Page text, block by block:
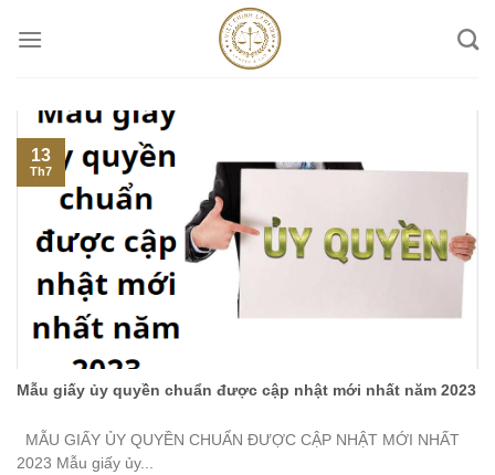
Mẫu giấy ủy quyền chuẩn được cập nhật mới nhất năm 2023
MẪU GIẤY ỦY QUYỀN CHUẨN ĐƯỢC CẬP NHẬT MỚI NHẤT
2023 Mẫu giấy ủy...
13
Th7